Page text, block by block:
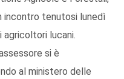
incontro tenutosi lunedì
agricoltori lucani.
si è
al ministero delle